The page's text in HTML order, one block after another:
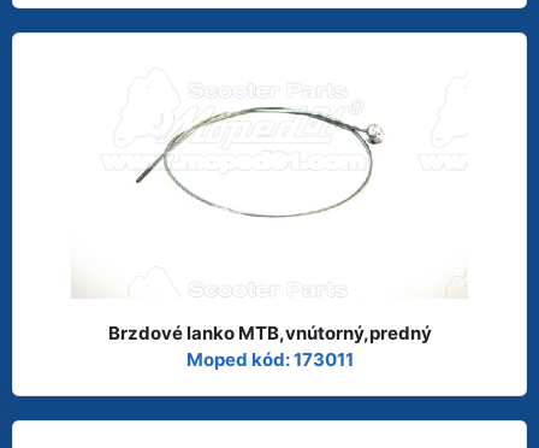
Brzdové lanko MTB,vnútorný,predný
Moped kód: 173011